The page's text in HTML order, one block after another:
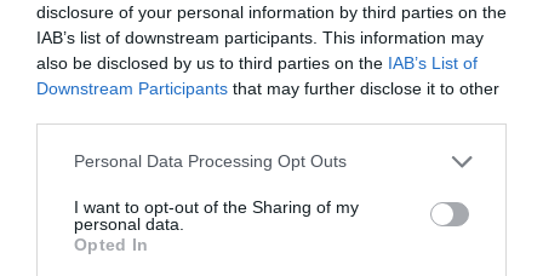
disclosure of your personal information by third parties on the
IAB’s list of downstream participants. This information may
also be disclosed by us to third parties on the IAB’s List of
Downstream Participants that may further disclose it to other
Personal Data Processing Opt Outs
I want to opt-out of the Sharing of my
personal data.
Opted In